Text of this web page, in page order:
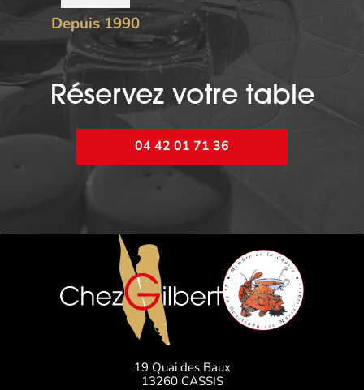
Depuis 1990
Réservez votre table
04 42 01 71 36
19 Quai des Baux
13260 CASSIS